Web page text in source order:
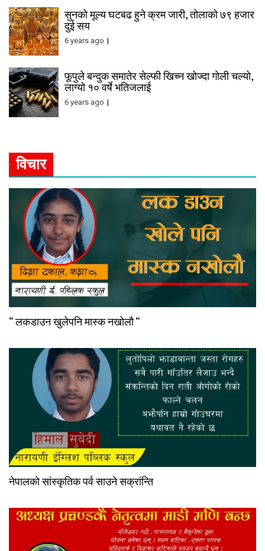
सुनको मूल्य घटबढ हुने क्रम जारी, तोलाको ७९ हजार
दुई सय
6 years ago
फूपुले बन्दुक समातेर सेल्फी खिच्न खोज्दा गोली चल्यो,
लाग्यो १० वर्षे भतिजलाई
6 years ago
विचार
“ लकडाउन खुलेपनि मास्क नखोलौ “
नेपालको सांस्कृतिक पर्व साउने सक्रांन्ति